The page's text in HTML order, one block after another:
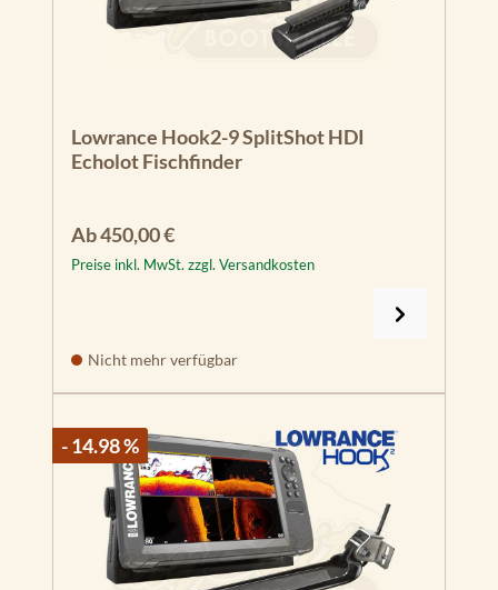
Lowrance Hook2-9 SplitShot HDI
Echolot Fischfinder
Regulärer Preis:
Ab450,00 €
Preise inkl. MwSt. zzgl. Versandkosten
Nicht mehr verfügbar
- 14.98 %